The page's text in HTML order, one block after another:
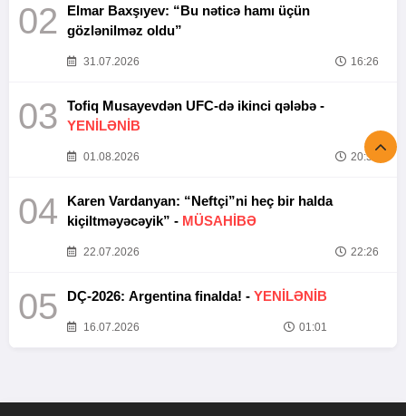
02
Elmar Baxşıyev: “Bu nəticə hamı üçün
gözlənilməz oldu”
31.07.2026 16:26
03
Tofiq Musayevdən UFC-də ikinci qələbə -
YENİLƏNİB
01.08.2026 20:52
04
Karen Vardanyan: “Neftçi”ni heç bir halda
kiçiltməyəcəyik” - MÜSAHİBƏ
22.07.2026 22:26
05 DÇ-2026: Argentina finalda! - YENİLƏNİB
16.07.2026 01:01